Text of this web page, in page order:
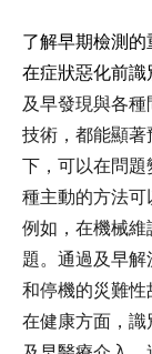
了解早期檢測的
在症狀惡化前識
及早發現與各
技術，都能顯
下，可以在問
種主動的方法可
例如，在機械
題。通過及早
和停機的災難性
在健康方面，